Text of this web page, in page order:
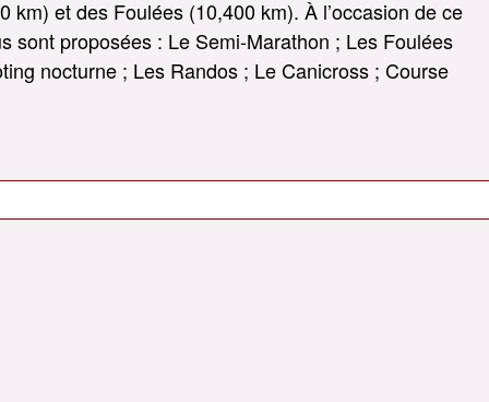
km) et des Foulées (10,400 km). À l’occasion de ce
sont proposées : Le Semi-Marathon ; Les Foulées
nocturne ; Les Randos ; Le Canicross ; Course